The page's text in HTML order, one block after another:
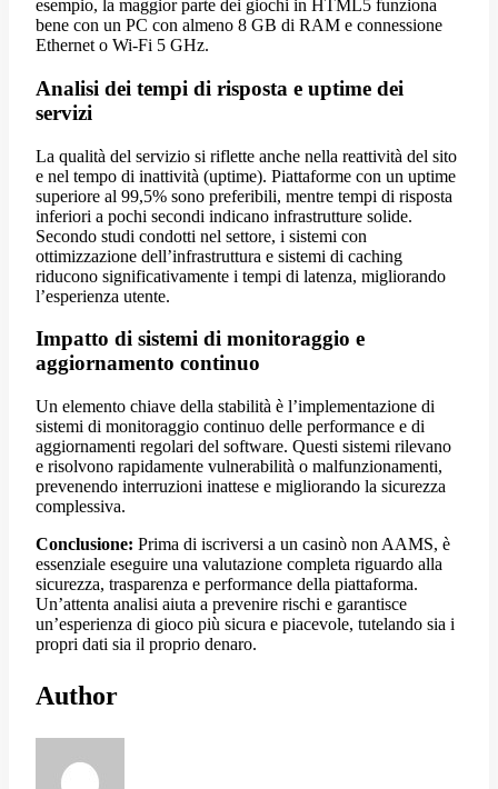
esempio, la maggior parte dei giochi in HTML5 funziona
bene con un PC con almeno 8 GB di RAM e connessione
Ethernet o Wi-Fi 5 GHz.
Analisi dei tempi di risposta e uptime dei
servizi
La qualità del servizio si riflette anche nella reattività del sito
e nel tempo di inattività (uptime). Piattaforme con un uptime
superiore al 99,5% sono preferibili, mentre tempi di risposta
inferiori a pochi secondi indicano infrastrutture solide.
Secondo studi condotti nel settore, i sistemi con
ottimizzazione dell’infrastruttura e sistemi di caching
riducono significativamente i tempi di latenza, migliorando
l’esperienza utente.
Impatto di sistemi di monitoraggio e
aggiornamento continuo
Un elemento chiave della stabilità è l’implementazione di
sistemi di monitoraggio continuo delle performance e di
aggiornamenti regolari del software. Questi sistemi rilevano
e risolvono rapidamente vulnerabilità o malfunzionamenti,
prevenendo interruzioni inattese e migliorando la sicurezza
complessiva.
Conclusione: Prima di iscriversi a un casinò non AAMS, è
essenziale eseguire una valutazione completa riguardo alla
sicurezza, trasparenza e performance della piattaforma.
Un’attenta analisi aiuta a prevenire rischi e garantisce
un’esperienza di gioco più sicura e piacevole, tutelando sia i
propri dati sia il proprio denaro.
Author